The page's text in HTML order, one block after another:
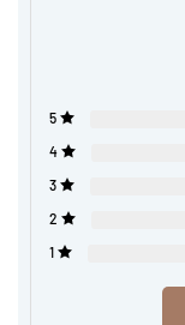
5
4
3
2
1